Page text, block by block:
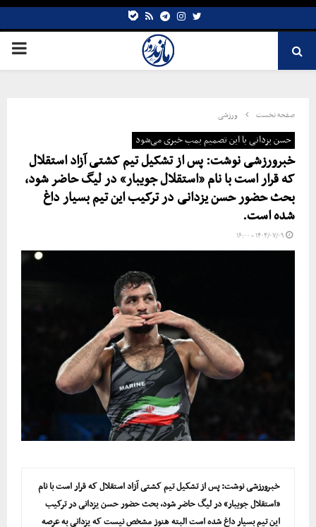
Twitter
Instagram
Telegram
rss
صفحه نخست ورزشی
حسن یزدانی با این تصمیم بمب خبری می‌شود
خبرورزشی نوشت: پس از تشکیل تیم کشتی آزاد استقلال
که قرار است با نام «استقلال جویبار» در لیگ حاضر شود،
بحث حضور حسن یزدانی در ترکیب این تیم بسیار داغ
شده است.
۱۴۰۴/۰۷/۰۹ - ۱۶:۰۰
خبرورزشی نوشت: پس از تشکیل تیم کشتی آزاد استقلال که قرار است با نام
«استقلال جویبار» در لیگ حاضر شود، بحث حضور حسن یزدانی در ترکیب
این تیم بسیار داغ شده است البته هنوز مشخص نیست که یزدانی به عرصه